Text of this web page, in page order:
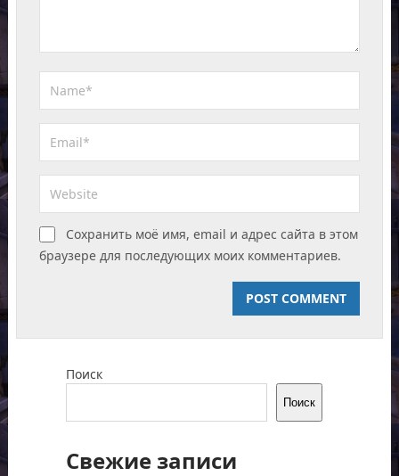
Сохранить моё имя, email и адрес сайта в этом
браузере для последующих моих комментариев.
Поиск
Поиск
Свежие записи